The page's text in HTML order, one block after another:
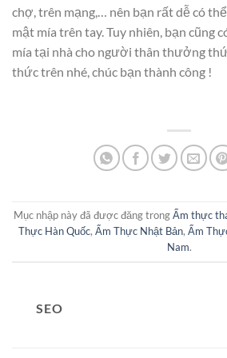
chợ, trên mạng,… nên bạn rất dễ có
mật mía trên tay. Tuy nhiên, bạn cũng
mía tại nhà cho người thân thưởng
thức trên nhé, chúc bạn thành công !
Mục nhập này đã được đăng trongẨm thực
Thực Hàn Quốc, Ẩm Thực Nhật Bản, Ẩm
Nam.
SEO